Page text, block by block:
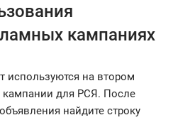
кампаниях
используются на втором
кампании для РСЯ. После
найдите строку